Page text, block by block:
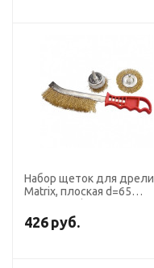
Набор щеток для дрели
Matrix, плоская d=65
шпильками, 3 предмета
426 руб.